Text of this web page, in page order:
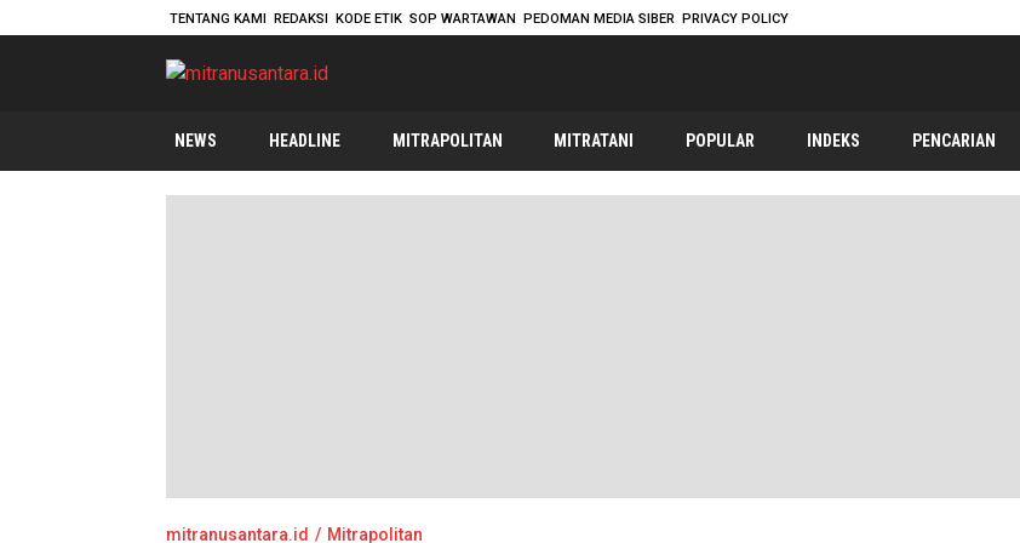
TENTANG KAMI REDAKSI KODE ETIK SOP WARTAWAN PEDOMAN MEDIA SIBER PRIVACY POLICY
NEWS HEADLINE MITRAPOLITAN MITRATANI POPULAR INDEKS PENCARIAN
mitranusantara.id Mitrapolitan